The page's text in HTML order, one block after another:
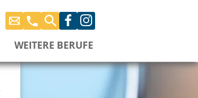
E-
Mail
Telefonnummern
SucheFacebookinstagram
WEITERE BERUFE